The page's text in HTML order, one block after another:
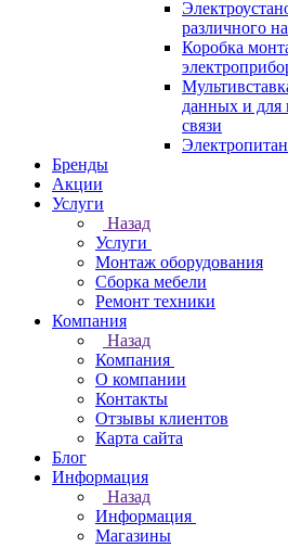
различного
Коробка
данных и для
связи
Бренды
Акции
Услуги
Назад
Услуги
Монтаж оборудования
Сборка мебели
Ремонт техники
Компания
Назад
Компания
О компании
Контакты
Отзывы клиентов
Карта сайта
Блог
Информация
Назад
Информация
Магазины